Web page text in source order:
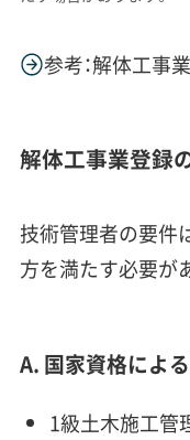
参考：解体工事
解体工事業登録
技術管理者の要件
方を満たす必要が
A. 国家資格によ
1級土木施工管